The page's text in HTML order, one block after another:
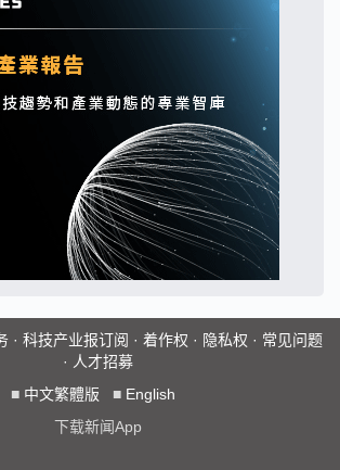
· 科技产业报订阅 · 着作权 · 隐私权 · 常见问题
· 人才招募
■ 中文繁體版 ■ English
下载新闻App